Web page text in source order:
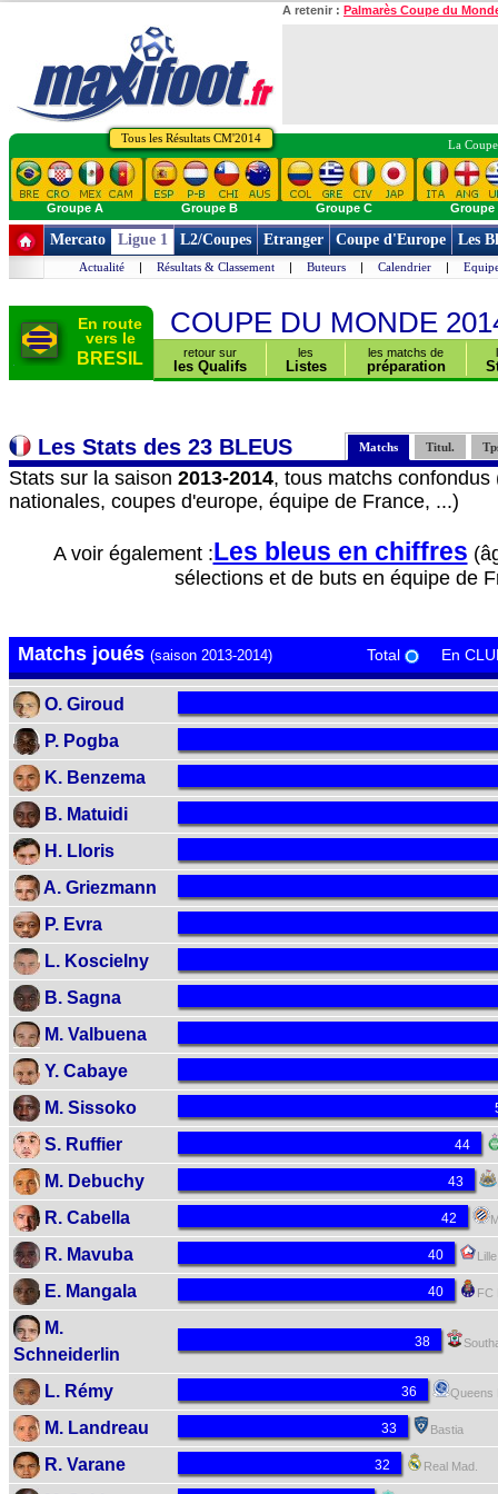
A retenir : Palmarès Coupe du
Tous les Résultats CM'2014 La
Groupe A Groupe B Groupe C Groupe
Mercato Ligue 1 L2/Coupes Etranger Coupe d'Europe Les
Actualité | Résultats & Classement | Buteurs | Calendrier |
En route
vers le
BRESIL
COUPE DU MONDE
retour sur
les Qualifs
les
Listes
les matchs de
préparation
Les Stats des 23 BLEUS Matchs Titul.
Stats sur la saison 2013-2014, tous matchs
nationales, coupes d'europe, équipe de France, ...)
A voir également :Les bleus en chiffres
sélections et de buts en équipe de
Matchs joués (saison 2013-2014) Total En
O. Giroud
P. Pogba
K. Benzema
B. Matuidi
H. Lloris
A. Griezmann
P. Evra
L. Koscielny
B. Sagna
M. Valbuena
Y. Cabaye
M. Sissoko
S. Ruffier 44
44
M. Debuchy 43
43
R. Cabella 42
42
R. Mavuba 40
40 Lille
E. Mangala 40
40 FC
M.
Schneiderlin
38
38
L. Rémy 36
36 Queens
M. Landreau 33
33 Bastia
R. Varane 32
32 Real Mad.